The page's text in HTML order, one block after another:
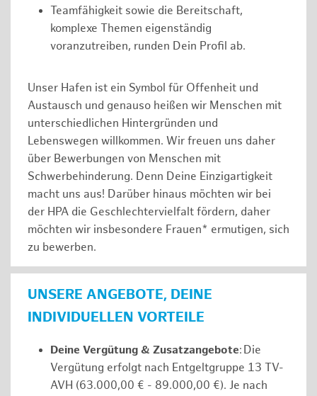
Teamfähigkeit sowie die Bereitschaft,
komplexe Themen eigenständig
voranzutreiben, runden Dein Profil ab.
Unser Hafen ist ein Symbol für Offenheit und
Austausch und genauso heißen wir Menschen mit
unterschiedlichen Hintergründen und
Lebenswegen willkommen. Wir freuen uns daher
über Bewerbungen von Menschen mit
Schwerbehinderung. Denn Deine Einzigartigkeit
macht uns aus! Darüber hinaus möchten wir bei
der HPA die Geschlechtervielfalt fördern, daher
möchten wir insbesondere Frauen* ermutigen, sich
zu bewerben.
UNSERE ANGEBOTE, DEINE
INDIVIDUELLEN VORTEILE
Deine Vergütung & Zusatzangebote: Die
Vergütung erfolgt nach Entgeltgruppe 13 TV-
AVH (63.000,00 € - 89.000,00 €). Je nach